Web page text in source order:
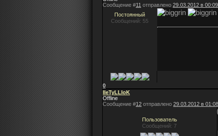
Сообщение #11 отправлено 29.03.2012 в 00:09
Постоянный
Сообщений: 55
0
IIeTyLLIoK
Offline
Сообщение #12 отправлено 29.03.2012 в 01:08
Пользователь
Сообщений: 7